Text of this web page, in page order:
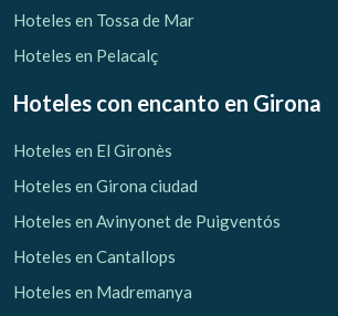
Hoteles en Tossa de Mar
Hoteles en Pelacalç
Hoteles con encanto en Girona
Hoteles en El Gironès
Hoteles en Girona ciudad
Hoteles en Avinyonet de Puigventós
Hoteles en Cantallops
Hoteles en Madremanya